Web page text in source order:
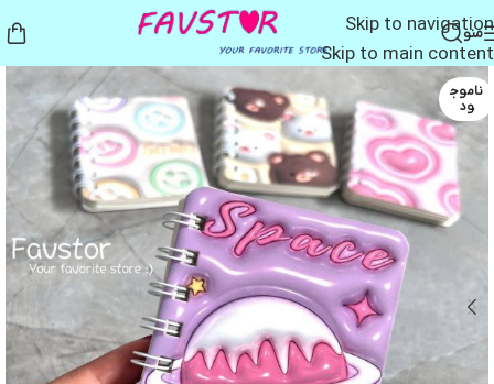
Skip to navigation
Skip to main content
منو
ناموج
ود